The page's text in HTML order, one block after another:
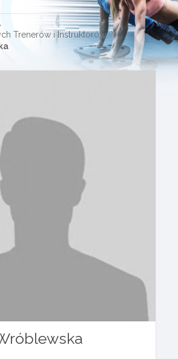
Trenerów i Instruktorów